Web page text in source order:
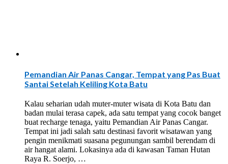
Pemandian Air Panas Cangar, Tempat yang Pas Buat
Santai Setelah Keliling Kota Batu
Kalau seharian udah muter-muter wisata di Kota Batu dan
badan mulai terasa capek, ada satu tempat yang cocok banget
buat recharge tenaga, yaitu Pemandian Air Panas Cangar.
Tempat ini jadi salah satu destinasi favorit wisatawan yang
pengin menikmati suasana pegunungan sambil berendam di
air hangat alami. Lokasinya ada di kawasan Taman Hutan
Raya R. Soerjo, …